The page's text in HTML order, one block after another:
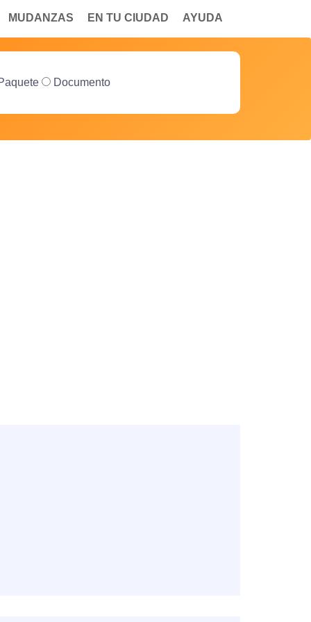
AYUDA
EN TU CIUDAD
MUDANZAS
Documento